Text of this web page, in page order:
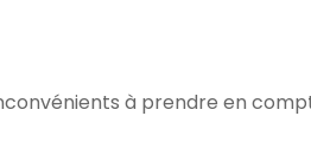
à prendre en